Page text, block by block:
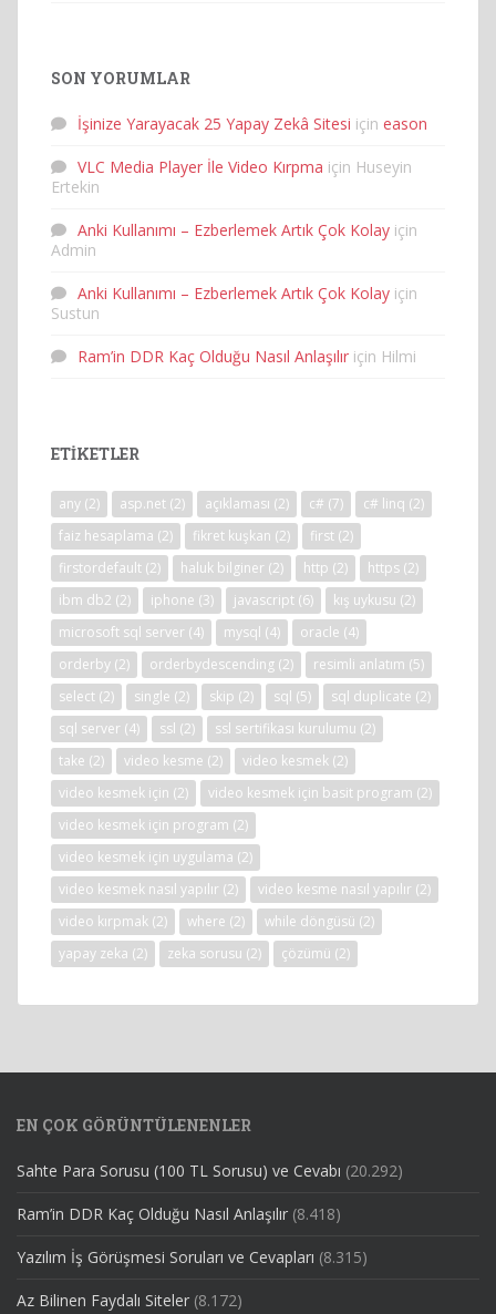
SON YORUMLAR
İşinize Yarayacak 25 Yapay Zekâ Sitesi için eason
VLC Media Player İle Video Kırpma için Huseyin
Ertekin
Anki Kullanımı – Ezberlemek Artık Çok Kolay için
Admin
Anki Kullanımı – Ezberlemek Artık Çok Kolay için
Sustun
Ram’in DDR Kaç Olduğu Nasıl Anlaşılır için Hilmi
ETIKETLER
any (2) asp.net (2) açıklaması (2) c# (7) c# linq (2)
faiz hesaplama (2) fikret kuşkan (2) first (2)
firstordefault (2) haluk bilginer (2) http (2) https (2)
ibm db2 (2) iphone (3) javascript (6) kış uykusu (2)
microsoft sql server (4) mysql (4) oracle (4)
orderby (2) orderbydescending (2) resimli anlatım (5)
select (2) single (2) skip (2) sql (5) sql duplicate (2)
sql server (4) ssl (2) ssl sertifikası kurulumu (2)
take (2) video kesme (2) video kesmek (2)
video kesmek için (2) video kesmek için basit program (2)
video kesmek için program (2)
video kesmek için uygulama (2)
video kesmek nasıl yapılır (2) video kesme nasıl yapılır (2)
video kırpmak (2) where (2) while döngüsü (2)
yapay zeka (2) zeka sorusu (2) çözümü (2)
EN ÇOK GÖRÜNTÜLENENLER
Sahte Para Sorusu (100 TL Sorusu) ve Cevabı (20.292)
Ram’in DDR Kaç Olduğu Nasıl Anlaşılır (8.418)
Yazılım İş Görüşmesi Soruları ve Cevapları (8.315)
Az Bilinen Faydalı Siteler (8.172)